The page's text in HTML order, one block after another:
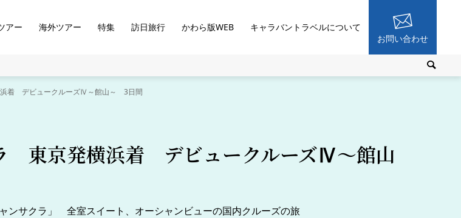
アー 海外ツアー 特集 訪日旅行 かわら版WEB
キャラバントラベルについて
お問い合わせ
着 デビュークルーズⅣ～館山～ 3日間
東京発横浜着 デビュークルーズⅣ～館山
ンサクラ」 全室スイート、オーシャンビューの国内クルーズの旅